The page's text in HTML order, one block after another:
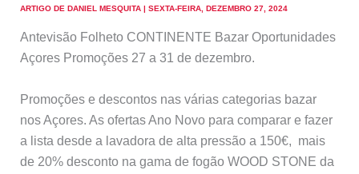
ARTIGO DE DANIEL MESQUITA | SEXTA-FEIRA, DEZEMBRO 27, 2024
Antevisão Folheto CONTINENTE Bazar Oportunidades
Açores Promoções 27 a 31 de dezembro.
Promoções e descontos nas várias categorias bazar
nos Açores. As ofertas Ano Novo para comparar e fazer
a lista desde a lavadora de alta pressão a 150€, mais
de 20% desconto na gama de fogão WOOD STONE da